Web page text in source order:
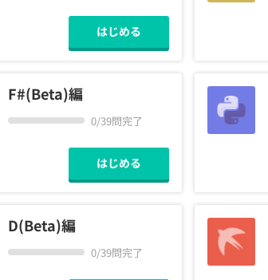
はじめる
F#(Beta)編
0/39問完了
はじめる
D(Beta)編
0/39問完了